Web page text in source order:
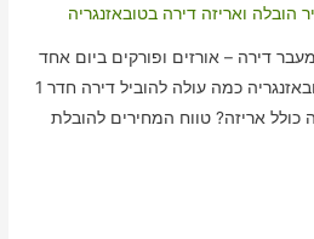
הובלה ואריזה דירה בטובאזנגריה
דירה – אורזים ופורקים ביום אחד
מחיר הובלה ואריזה דירה בטובאזנגריה כמה עולה להוביל דירה חדר 1
אריזה? טווח המחירים להובלת